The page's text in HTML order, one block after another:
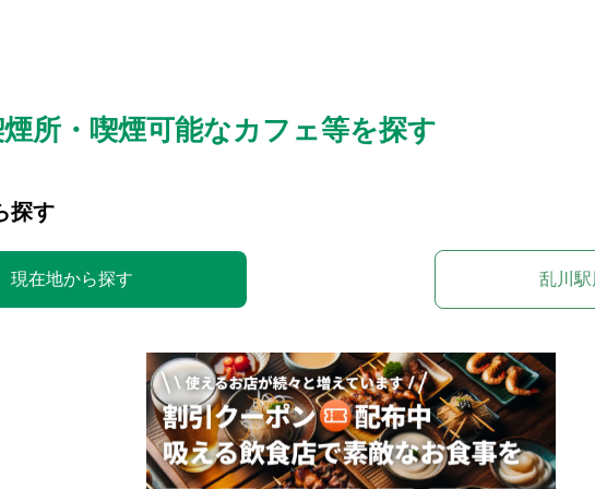
所・喫煙可能なカフェ等を探す
探す
現在地から探す 乱川